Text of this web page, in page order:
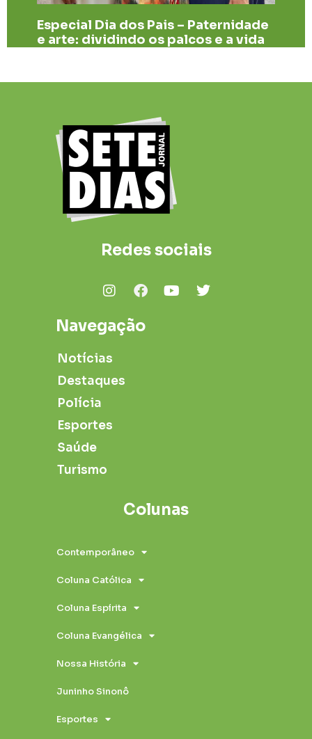
Especial Dia dos Pais – Paternidade
e arte: dividindo os palcos e a vida
Redes sociais
Navegação
Notícias
Destaques
Polícia
Esportes
Saúde
Turismo
Colunas
Contemporâneo
Coluna Católica
Coluna Espírita
Coluna Evangélica
Nossa História
Juninho Sinonô
Esportes